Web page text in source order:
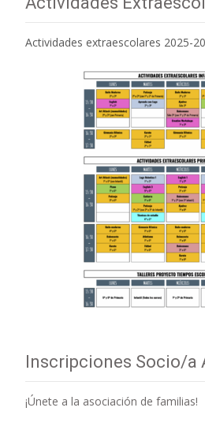
Actividades extraescolares 2025-
Inscripciones Socio/a
¡Únete a la asociación de familias!